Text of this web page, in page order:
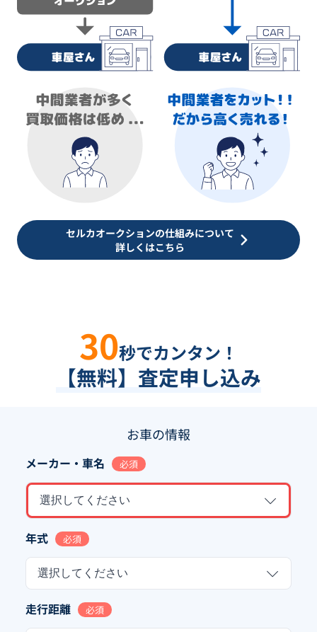
セルカオークションの仕組みについて
詳しくはこちら
30秒でカンタン！
【無料】査定申し込み
お車の情報
メーカー・車名 必須
選択してください
年式 必須
選択してください
走行距離 必須